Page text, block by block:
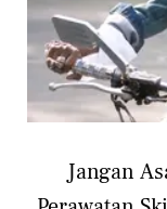
Jangan